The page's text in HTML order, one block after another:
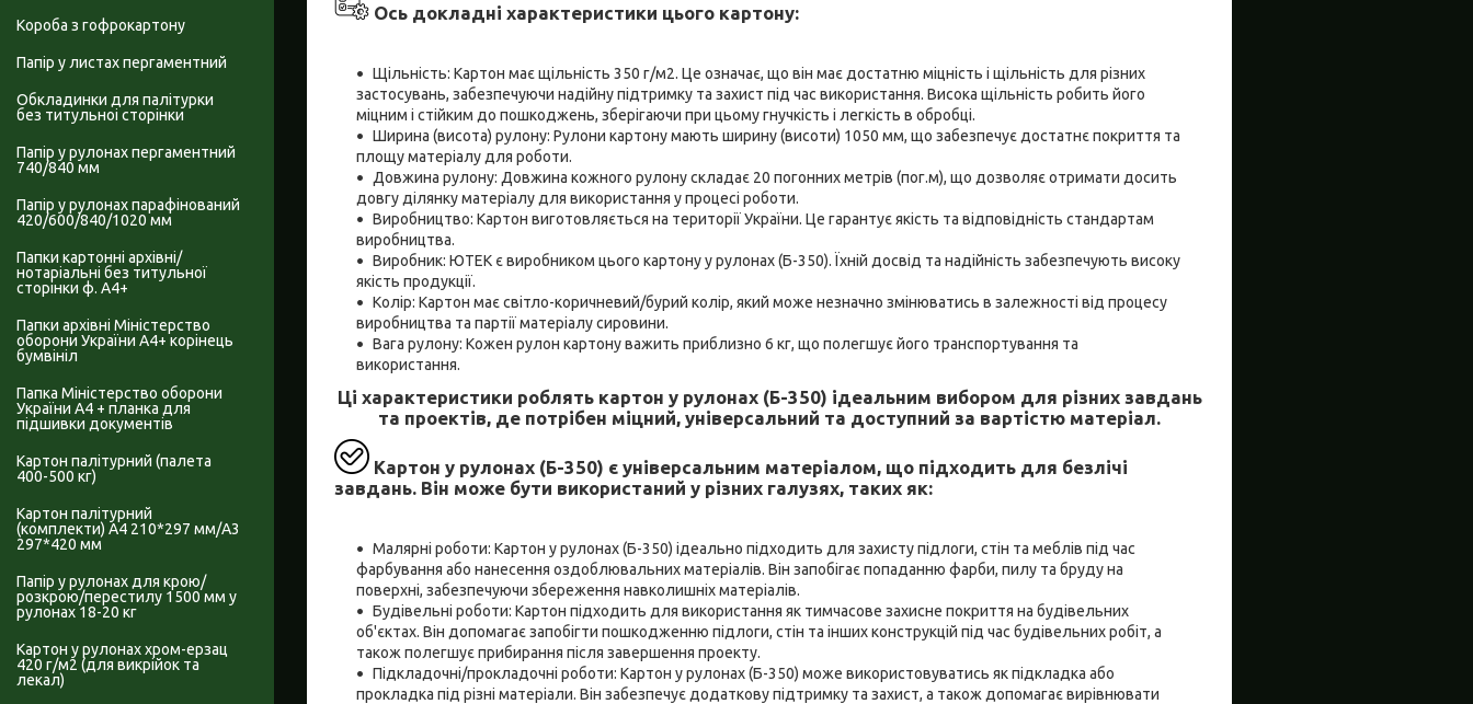
Ось докладні характеристики цього картону:
Щільність: Картон має щільність 350 г/м2. Це означає, що він має достатню міцність і щільність для різних
застосувань, забезпечуючи надійну підтримку та захист під час використання. Висока щільність робить його
міцним і стійким до пошкоджень, зберігаючи при цьому гнучкість і легкість в обробці.
Ширина (висота) рулону: Рулони картону мають ширину (висоти) 1050 мм, що забезпечує достатнє покриття та
площу матеріалу для роботи.
Довжина рулону: Довжина кожного рулону складає 20 погонних метрів (пог.м), що дозволяє отримати досить
довгу ділянку матеріалу для використання у процесі роботи.
Виробництво: Картон виготовляється на території України. Це гарантує якість та відповідність стандартам
виробництва.
Виробник: ЮТЕК є виробником цього картону у рулонах (Б-350). Їхній досвід та надійність забезпечують високу
якість продукції.
Колір: Картон має світло-коричневий/бурий колір, який може незначно змінюватись в залежності від процесу
виробництва та партії матеріалу сировини.
Вага рулону: Кожен рулон картону важить приблизно 6 кг, що полегшує його транспортування та
використання.
Ці характеристики роблять картон у рулонах (Б-350) ідеальним вибором для різних завдань
та проектів, де потрібен міцний, універсальний та доступний за вартістю матеріал.
Картон у рулонах (Б-350) є універсальним матеріалом, що підходить для безлічі
завдань. Він може бути використаний у різних галузях, таких як:
Малярні роботи: Картон у рулонах (Б-350) ідеально підходить для захисту підлоги, стін та меблів під час
фарбування або нанесення оздоблювальних матеріалів. Він запобігає попаданню фарби, пилу та бруду на
поверхні, забезпечуючи збереження навколишніх матеріалів.
Будівельні роботи: Картон підходить для використання як тимчасове захисне покриття на будівельних
об'єктах. Він допомагає запобігти пошкодженню підлоги, стін та інших конструкцій під час будівельних робіт, а
також полегшує прибирання після завершення проекту.
Підкладочні/прокладочні роботи: Картон у рулонах (Б-350) може використовуватись як підкладка або
прокладка під різні матеріали. Він забезпечує додаткову підтримку та захист, а також допомагає вирівнювати
Короба з гофрокартону
Папір у листах пергаментний
Обкладинки для палітурки
без титульноі сторінки
Папір у рулонах пергаментний
740/840 мм
Папір у рулонах парафінований
420/600/840/1020 мм
Папки картонні архівні/
нотаріальні без титульної
сторінки ф. А4+
Папки архівні Міністерство
оборони України А4+ корінець
бумвініл
Папка Міністерство оборони
України А4 + планка для
підшивки документів
Картон палітурний (палета
400-500 кг)
Картон палітурний
(комплекти) А4 210*297 мм/А3
297*420 мм
Папір у рулонах для крою/
розкрою/перестилу 1500 мм у
рулонах 18-20 кг
Картон у рулонах хром-ерзац
420 г/м2 (для викрійок та
лекал)